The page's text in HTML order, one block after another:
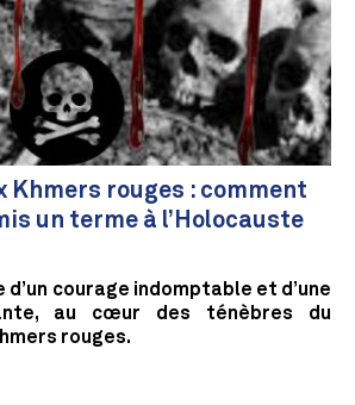
Khmers rouges : comment
un terme à l’Holocauste
d’un courage indomptable et d’une
au cœur des ténèbres du
rouges.